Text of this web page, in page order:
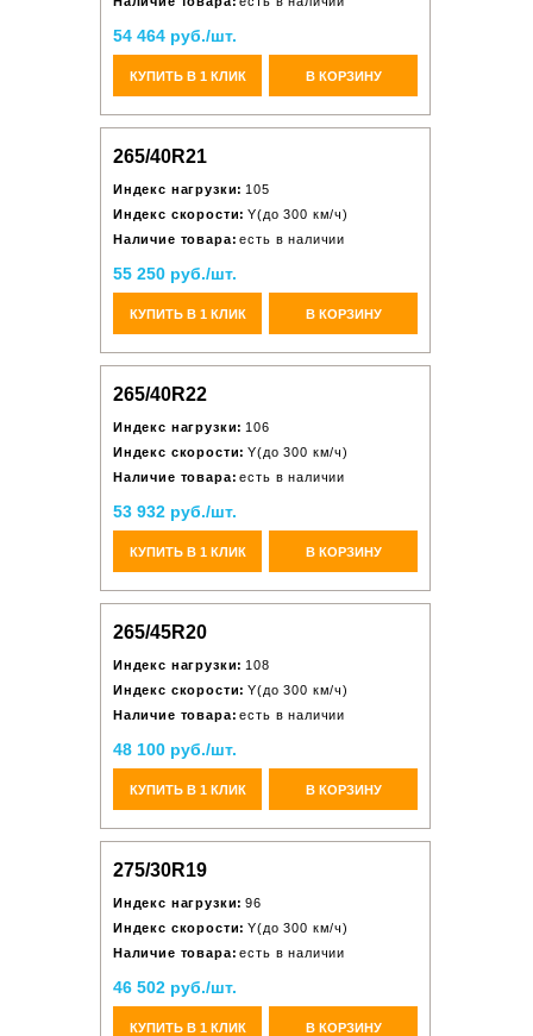
54 464 руб./шт.
КУПИТЬ В 1 КЛИК В КОРЗИНУ
265/40R21
Индекс нагрузки: 105
Индекс скорости: Y(до 300 км/ч)
Наличие товара: есть в наличии
55 250 руб./шт.
КУПИТЬ В 1 КЛИК В КОРЗИНУ
265/40R22
Индекс нагрузки: 106
Индекс скорости: Y(до 300 км/ч)
Наличие товара: есть в наличии
53 932 руб./шт.
КУПИТЬ В 1 КЛИК В КОРЗИНУ
265/45R20
Индекс нагрузки: 108
Индекс скорости: Y(до 300 км/ч)
Наличие товара: есть в наличии
48 100 руб./шт.
КУПИТЬ В 1 КЛИК В КОРЗИНУ
275/30R19
Индекс нагрузки: 96
Индекс скорости: Y(до 300 км/ч)
Наличие товара: есть в наличии
46 502 руб./шт.
КУПИТЬ В 1 КЛИК В КОРЗИНУ